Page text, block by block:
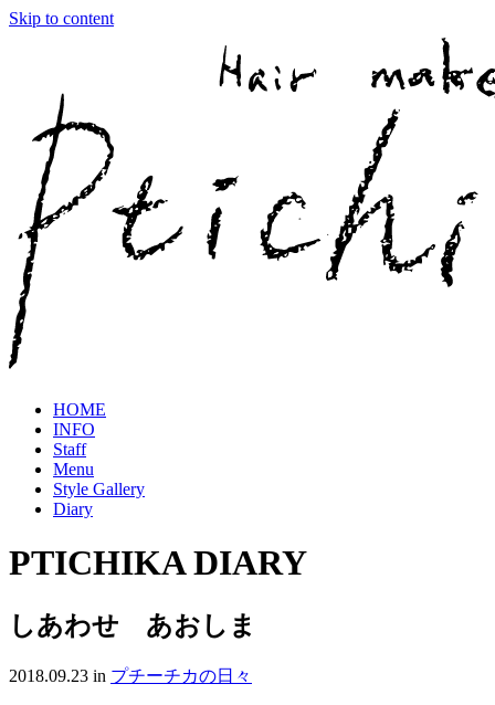
Skip to content
HOME
INFO
Staff
Menu
Style Gallery
Diary
PTICHIKA DIARY
しあわせ あおしま
2018.09.23 in プチーチカの日々